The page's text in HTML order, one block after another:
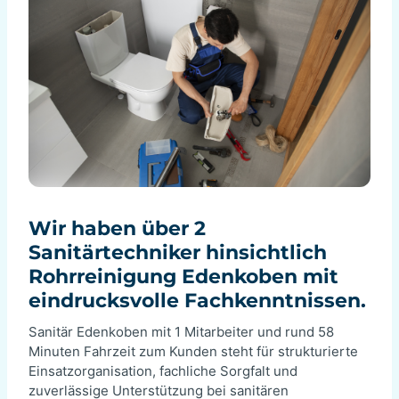
Wir haben über 2
Sanitärtechniker hinsichtlich
Rohrreinigung Edenkoben mit
eindrucksvolle Fachkenntnissen.
Sanitär Edenkoben mit 1 Mitarbeiter und rund 58
Minuten Fahrzeit zum Kunden steht für strukturierte
Einsatzorganisation, fachliche Sorgfalt und
zuverlässige Unterstützung bei sanitären